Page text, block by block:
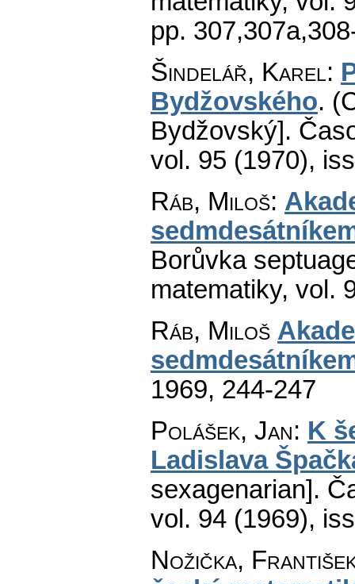
pp.
Šindelář, Karel:
Bydžovského.
Bydžovský].
vol. 95 (1970),
Ráb, Miloš:
Borůvka
matematiky, vol.
Ráb, Miloš
1969, 244-247
Polášek, Jan: K
Ladislava
sexagenarian].
vol. 94 (1969),
Nožička,